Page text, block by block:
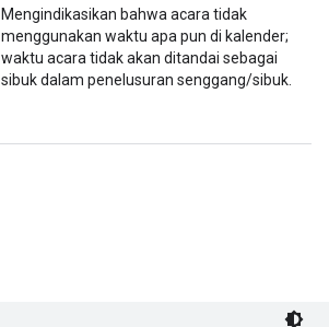
Mengindikasikan bahwa acara tidak
menggunakan waktu apa pun di kalender;
waktu acara tidak akan ditandai sebagai
sibuk dalam penelusuran senggang/sibuk.